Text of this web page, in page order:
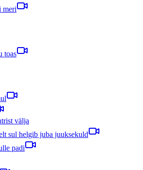
meri
toas
välja
sul helgib juba juuksekuld
padi